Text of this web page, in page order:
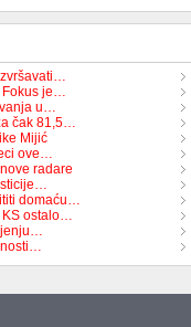
Fokus je…
u…
čak 81,5…
Mijić
ove…
radare
domaću…
KS ostalo…